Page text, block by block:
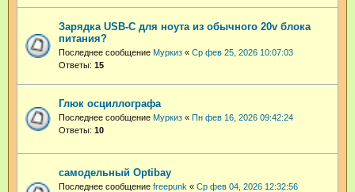
Зарядка USB-C для ноута из обычного 20v блока
питания?
Последнее сообщение Муркиз « Ср фев 25, 2026 10:07:03
Ответы: 15
Глюк осциллографа
Последнее сообщение Муркиз « Пн фев 16, 2026 09:42:24
Ответы: 10
самодельный Optibay
Последнее сообщение freepunk « Ср фев 04, 2026 12:32:56